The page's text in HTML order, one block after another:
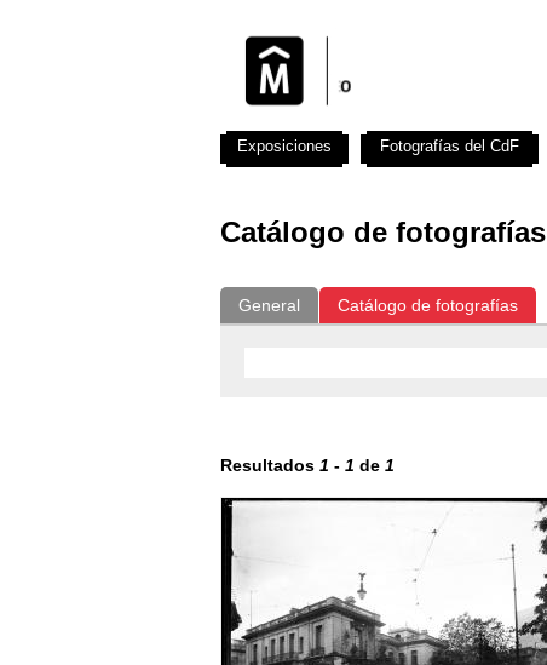
Catálogo de fotografías
General Catálogo de fotografías
Resultados 1 - 1 de 1
Exposiciones Fotografías del CdF